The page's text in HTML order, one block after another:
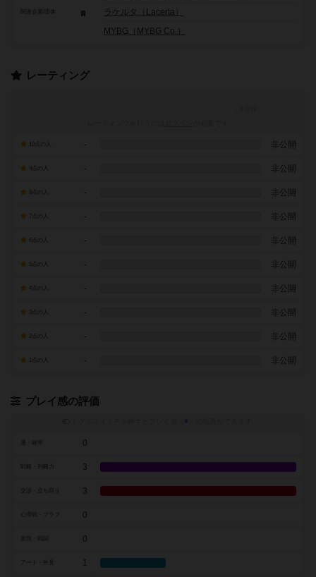
ラケルタ（Lacerta）
MYBG（MYBG Co.）
レーティング
- 非公開
- 非公開
- 非公開
7点の人 - 非公開
- 非公開
- 非公開
- 非公開
- 非公開
- 非公開
- 非公開
プレイ感の評価
※
0
戦略・判断力 3
3
0
0
アート・外見 1